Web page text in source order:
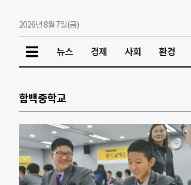
2026년 8월 7일(금)
뉴스 경제 사회 환경
함백중학교